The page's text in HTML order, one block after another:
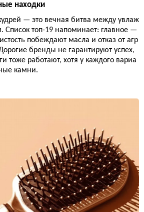
находки
— это вечная битва между увлаж
топ-19 напоминает: главное —
побеждают масла и отказ от агр
бренды не гарантируют успех,
тоже работают, хотя у каждого вариа
камни.